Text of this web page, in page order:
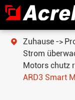
 Zuhause
Strom
Motors chutz
ARD3 Smart